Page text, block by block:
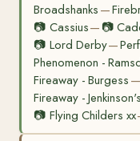
Broadshanks —
📷 Cassius— 📷
📷 Lord Derby—
Phenomenon -
Fireaway - Burgess —
Fireaway - Jenkinson's
📷 Flying Childers xx